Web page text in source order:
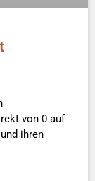
von 0 auf
ihren